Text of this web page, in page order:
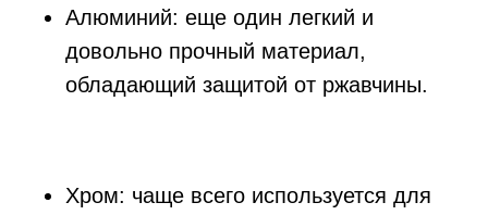
Алюминий: еще один легкий и
довольно прочный материал,
обладающий защитой от ржавчины.
Хром: чаще всего используется для